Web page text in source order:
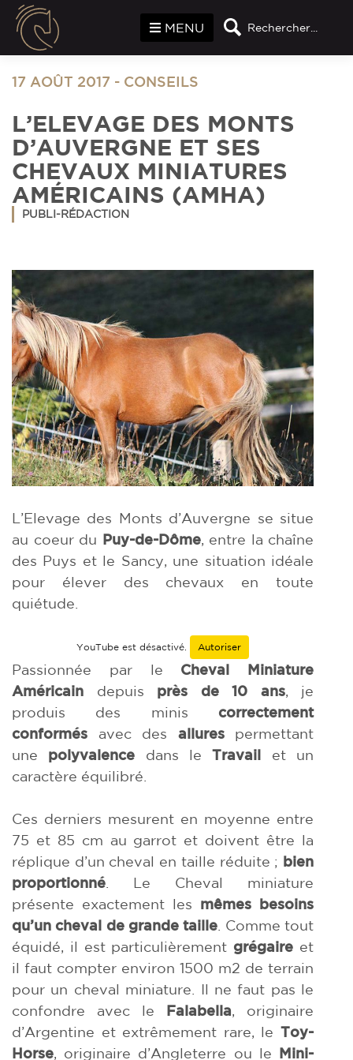
Rechercher...
MENU
17 AOÛT 2017 - CONSEILS
L’ELEVAGE DES MONTS
D’AUVERGNE ET SES
CHEVAUX MINIATURES
AMÉRICAINS (AMHA)
PUBLI-RÉDACTION
L’Elevage des Monts d’Auvergne se situe
au coeur du Puy-de-Dôme, entre la chaîne
des Puys et le Sancy, une situation idéale
pour élever des chevaux en toute
quiétude.
YouTube est désactivé. Autoriser
Passionnée par le Cheval Miniature
Américain depuis près de 10 ans, je
produis des minis correctement
conformés avec des allures permettant
une polyvalence dans leTravail et un
caractère équilibré.
Ces derniers mesurent en moyenne entre
75 et 85 cm au garrot et doivent être la
réplique d’un cheval en taille réduite ; bien
proportionné . Le Cheval miniature
présente exactement les mêmes besoins
qu’un cheval de grande taille . Comme tout
équidé, il est particulièrement grégaire et
il faut compter environ 1500 m2 de terrain
pour un cheval miniature. Il ne faut pas le
confondre avec le Falabella , originaire
d’Argentine et extrêmement rare, le Toy-
Horse , originaire d’Angleterre ou le Mini-
Panneau de gestion des cookies